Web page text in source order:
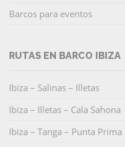
Barcos para eventos
RUTAS EN BARCO IBIZA
Ibiza – Salinas – Illetas
Ibiza – Illetas – Cala Sahona
Ibiza – Tanga – Punta Prima